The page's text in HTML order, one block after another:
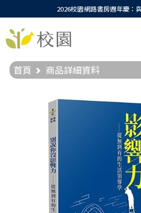
2026校園網路書房週年慶：
首頁 商品詳細資料